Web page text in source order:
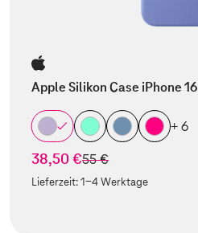
Apple Silikon Case iPhone 16
+ 6
38,50 €statt
55 €
Lieferzeit:1-4 Werktage